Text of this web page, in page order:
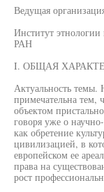
Ведущая
Институт
РАН
I. ОБЩАЯ
Актуальность темы.
примечательна тем,
объектом
говоря уже о
как обретение
цивилизацией, в
европейском ее
права на
рост